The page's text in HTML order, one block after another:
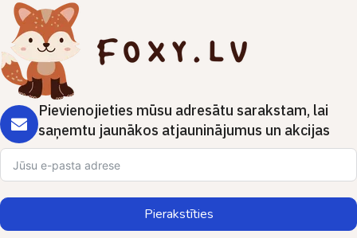
Pievienojieties mūsu adresātu sarakstam, lai
saņemtu jaunākos atjauninājumus un akcijas
Pierakstīties